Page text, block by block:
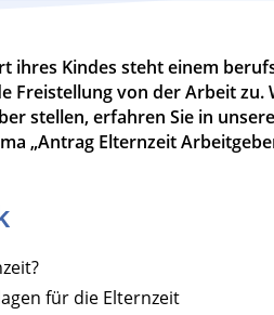
ihres Kindes steht einem
Freistellung von der Arbeit zu.
stellen, erfahren Sie in
„Antrag Elternzeit
für die Elternzeit